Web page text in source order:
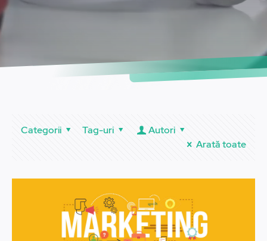
Categorii Tag-uri
Autori
Arată toate